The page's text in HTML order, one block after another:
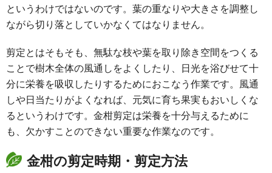
というわけではないのです。葉の重なりや大きさを調整し
ながら切り落としていかなくてはなりません。
剪定とはそもそも、無駄な枝や葉を取り除き空間をつくる
ことで樹木全体の風通しをよくしたり、日光を浴びせて十
分に栄養を吸収したりするためにおこなう作業です。風通
しや日当たりがよくなれば、元気に育ち果実もおいしくな
るというわけです。金柑剪定は栄養を十分与えるために
も、欠かすことのできない重要な作業なのです。
金柑の剪定時期・剪定方法